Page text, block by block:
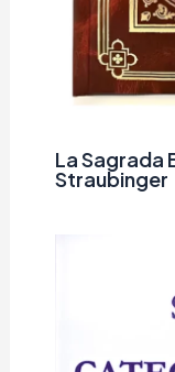
La Sagrada
Straubinger